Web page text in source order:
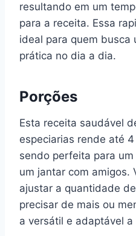
resultando em um
para a receita. Essa
ideal para quem busca
prática no dia a dia.
Porções
Esta receita saudável
especiarias rende até
sendo perfeita para
um jantar com amigos.
ajustar a quantidade
precisar de mais ou
a versátil e adaptável